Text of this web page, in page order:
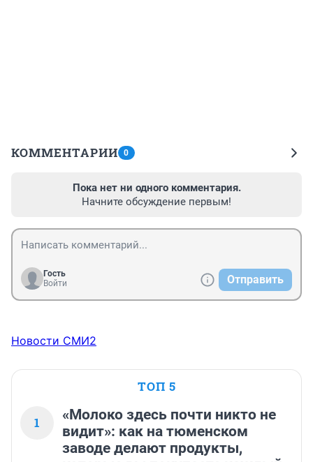
КОММЕНТАРИИ 0
Пока нет ни одного комментария.
Начните обсуждение первым!
Гость
Войти
Отправить
Новости СМИ2
ТОП 5
1
«Молоко здесь почти никто не
видит»: как на тюменском
заводе делают продукты,